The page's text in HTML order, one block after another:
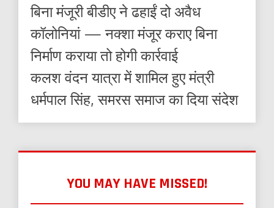
बिना मंजूरी बीडीए ने ढहाईं दो अवैध
कॉलोनियां — नक्शा मंजूर कराए बिना
निर्माण कराया तो होगी कार्रवाई
कलश वंदन यात्रा में शामिल हुए मंत्री
धर्मपाल सिंह, समरस समाज का दिया संदेश
YOU MAY HAVE MISSED!